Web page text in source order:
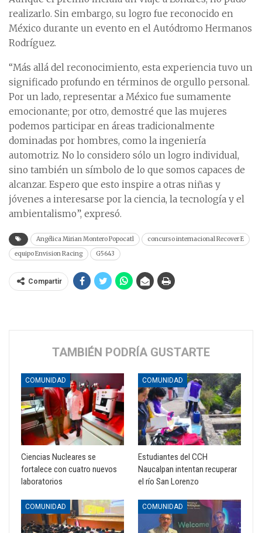
realizarlo. Sin embargo, su logro fue reconocido en
México durante un evento en el Autódromo Hermanos
Rodríguez.
“Más allá del reconocimiento, esta experiencia tuvo un
significado profundo en términos de orgullo personal.
Por un lado, representar a México fue sumamente
emocionante; por otro, demostré que las mujeres
podemos participar en áreas tradicionalmente
dominadas por hombres, como la ingeniería
automotriz. No lo considero sólo un logro individual,
sino también un símbolo de lo que somos capaces de
alcanzar. Espero que esto inspire a otras niñas y
jóvenes a interesarse por la ciencia, la tecnología y el
ambientalismo”, expresó.
Angélica Mirian Montero Popocatl
concurso internacional Recover E
equipo Envision Racing
G5643
Compartir
TAMBIÉN PODRÍA GUSTARTE
COMUNIDAD
Ciencias Nucleares se
fortalece con cuatro nuevos
laboratorios
COMUNIDAD
Estudiantes del CCH
Naucalpan intentan recuperar
el río San Lorenzo
COMUNIDAD COMUNIDAD